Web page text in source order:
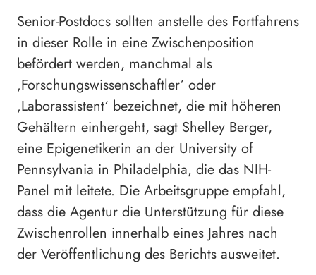
Senior-Postdocs sollten anstelle des Fortfahrens
in dieser Rolle in eine Zwischenposition
befördert werden, manchmal als
‚Forschungswissenschaftler‘ oder
‚Laborassistent‘ bezeichnet, die mit höheren
Gehältern einhergeht, sagt Shelley Berger,
eine Epigenetikerin an der University of
Pennsylvania in Philadelphia, die das NIH-
Panel mit leitete. Die Arbeitsgruppe empfahl,
dass die Agentur die Unterstützung für diese
Zwischenrollen innerhalb eines Jahres nach
der Veröffentlichung des Berichts ausweitet.